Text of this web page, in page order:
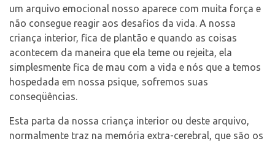
um arquivo emocional nosso aparece com muita força e
não consegue reagir aos desafios da vida. A nossa
criança interior, fica de plantão e quando as coisas
acontecem da maneira que ela teme ou rejeita, ela
simplesmente fica de mau com a vida e nós que a temos
hospedada em nossa psique, sofremos suas
conseqüências.
Esta parta da nossa criança interior ou deste arquivo,
normalmente traz na memória extra-cerebral, que são os